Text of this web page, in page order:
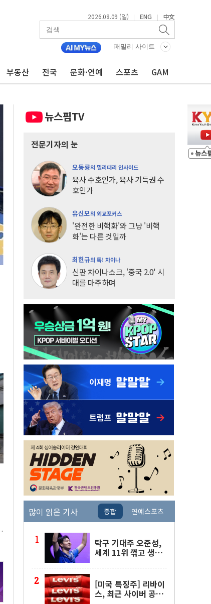
2026.08.09 (일) | ENG | 中文
패밀리 사이트
부동산 전국 문화·연예 스포츠 GAM
뉴스핌TV
전문기자의 눈
오동룡의 밀리터리 인사이드
육사 수호인가, 육사 기득권 수
호인가
유신모의 외교포커스
'완전한 비핵화'와 그냥 '비핵
화'는 다른 것일까
최헌규의 톡! 차이나
신판 차이나쇼크, '중국 2.0' 시
대를 마주하며
많이 읽은 기사 종합 연예스포츠
탁구 기대주 오준성,
세계 11위 꺾고 생애
강행
[미국 특징주] 리바이
스, 최근 사이버 공격